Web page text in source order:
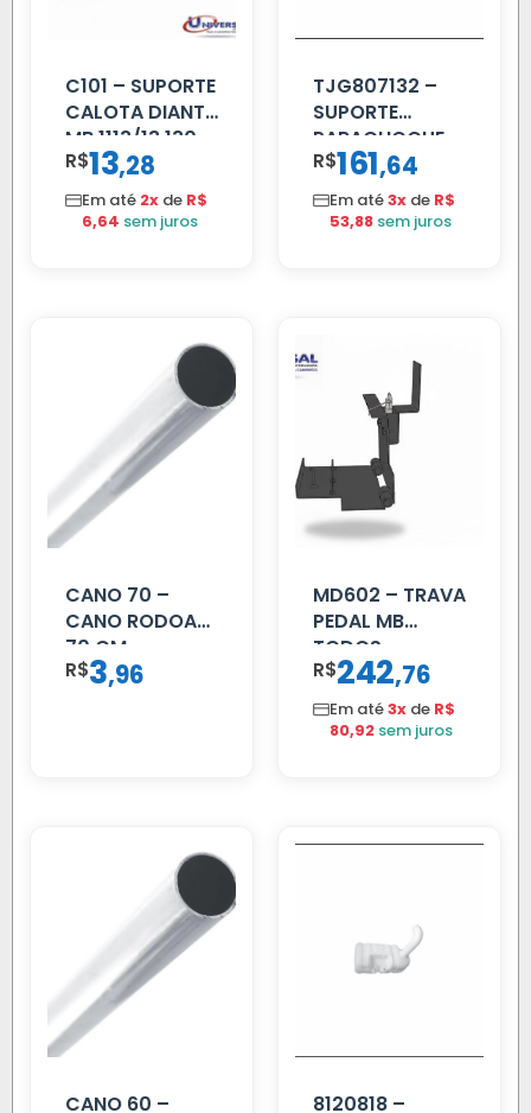
C101 – SUPORTE
CALOTA DIANT
MB 1113/13.130
R$13,28
Em até 2x de R$
6,64 sem juros
TJG807132 –
SUPORTE
PARACHOQUE
VW 12.170 LD
R$161,64
Em até3x de R$
53,88 sem juros
CANO 70 –
CANO RODOAR
70 CM
R$3,96
MD602 – TRAVA
PEDAL MB
TODOS
R$242,76
Em até3x de R$
80,92 sem juros
CANO 60 – 8120818 –